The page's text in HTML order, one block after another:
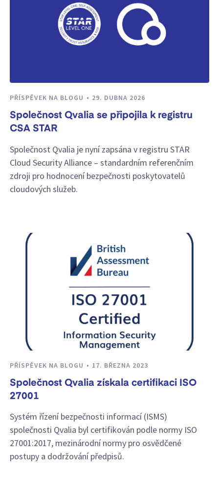
PŘÍSPĚVEK NA BLOGU 29. DUBNA 2026
Společnost Qvalia se připojila k registru
CSA STAR
Společnost Qvalia je nyní zapsána v registru STAR
Cloud Security Alliance – standardním referenčním
zdroji pro hodnocení bezpečnosti poskytovatelů
cloudových služeb.
PŘÍSPĚVEK NA BLOGU 17. BŘEZNA 2023
Společnost Qvalia získala certifikaci ISO
27001
Systém řízení bezpečnosti informací (ISMS)
společnosti Qvalia byl certifikován podle normy ISO
27001:2017, mezinárodní normy pro osvědčené
postupy a dodržování předpisů.